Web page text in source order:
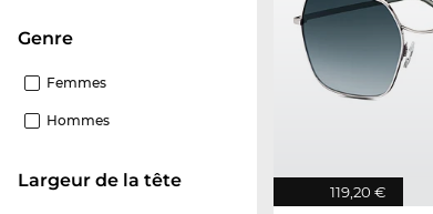
Genre
Femmes
Hommes
Largeur de la tête
119,20 €